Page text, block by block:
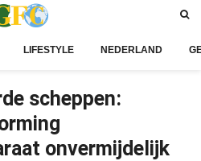
LIFESTYLE NEDERLAND
scheppen:
onvermijdelijk